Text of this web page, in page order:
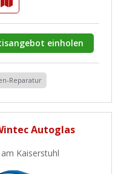
einholen
Reparatur
Autoglas
Kaiserstuhl